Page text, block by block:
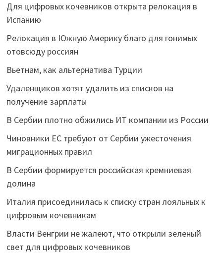
Для цифровых кочевников открыта релокация в
Испанию
Релокация в Южную Америку благо для гонимых
отовсюду россиян
Вьетнам, как альтернатива Турции
Удаленщиков хотят удалить из списков на
получение зарплаты
В Сербии плотно обжились ИТ компании из России
Чиновники ЕС требуют от Сербии ужесточения
миграционных правил
В Сербии формируется российская кремниевая
долина
Италия присоединилась к списку стран лояльных к
цифровым кочевникам
Власти Венгрии не жалеют, что открыли зеленый
свет для цифровых кочевников